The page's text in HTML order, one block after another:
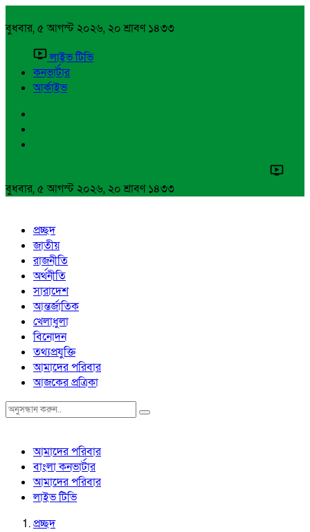
বুধবার, ৫ আগস্ট ২০২৬, ২০ শ্রাবণ ১৪৩৩
লাইভ টিভি
কনভার্টার
আর্কাইভ
বুধবার, ৫ আগস্ট ২০২৬, ২০ শ্রাবণ ১৪৩৩
প্রচ্ছদ
জাতীয়
রাজনীতি
অর্থনীতি
সারাদেশ
আন্তর্জাতিক
খেলাধুলা
বিনোদন
তথ্যপ্রযুক্তি
আমাদের পরিবার
আজকের প্রত্রিকা
আমাদের পরিবার
বাংলা কনভার্টার
আমাদের পরিবার
লাইভ টিভি
প্রচ্ছদ